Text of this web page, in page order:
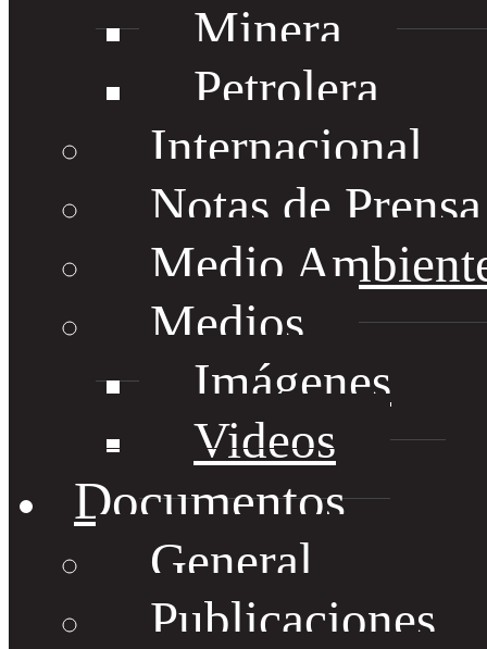
Minera
Petrolera
Internacional
Notas de
Medio
Medios
Imágenes
Videos
Documentos
General
Publicaciones